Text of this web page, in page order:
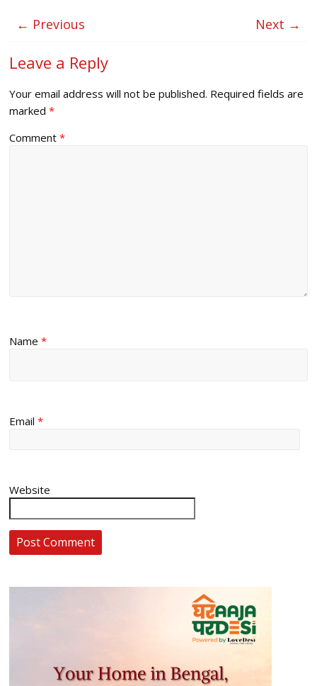
← Previous Next →
Leave a Reply
Your email address will not be published. Required fields are
marked*
Comment*
Name*
Email*
Website